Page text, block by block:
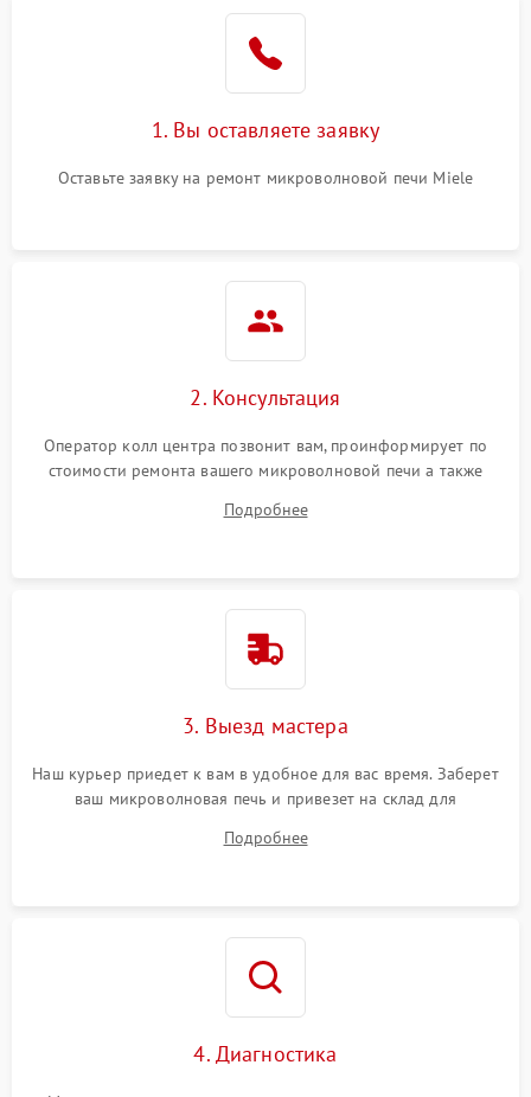
2200 ₽
Не работают сенсорные
1000 ₽
1. Вы оставляете заявку
Оставьте заявку на ремонт микроволновой печи Miele
2. Консультация
Оператор колл центра позвонит вам, проинформирует по
стоимости ремонта вашего микроволновой печи а также
Подробнее
3. Выезд мастера
Наш курьер приедет к вам в удобное для вас время. Заберет
ваш микроволновая печь и привезет на склад для
Подробнее
4. Диагностика